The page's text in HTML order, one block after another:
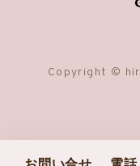
Copyright ©